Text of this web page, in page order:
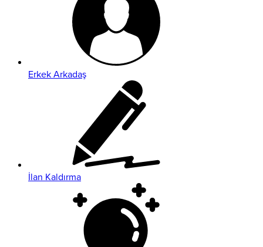
Erkek Arkadaş
İlan Kaldırma